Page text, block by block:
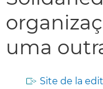
uma
Site de la